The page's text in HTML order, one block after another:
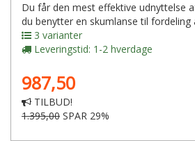
Du får den mest effektive udnyttelse
du benytter en skumlanse til fordeling
3 varianter
Leveringstid: 1-2 hverdage
987,50
TILBUD!
1.395,00 SPAR 29%